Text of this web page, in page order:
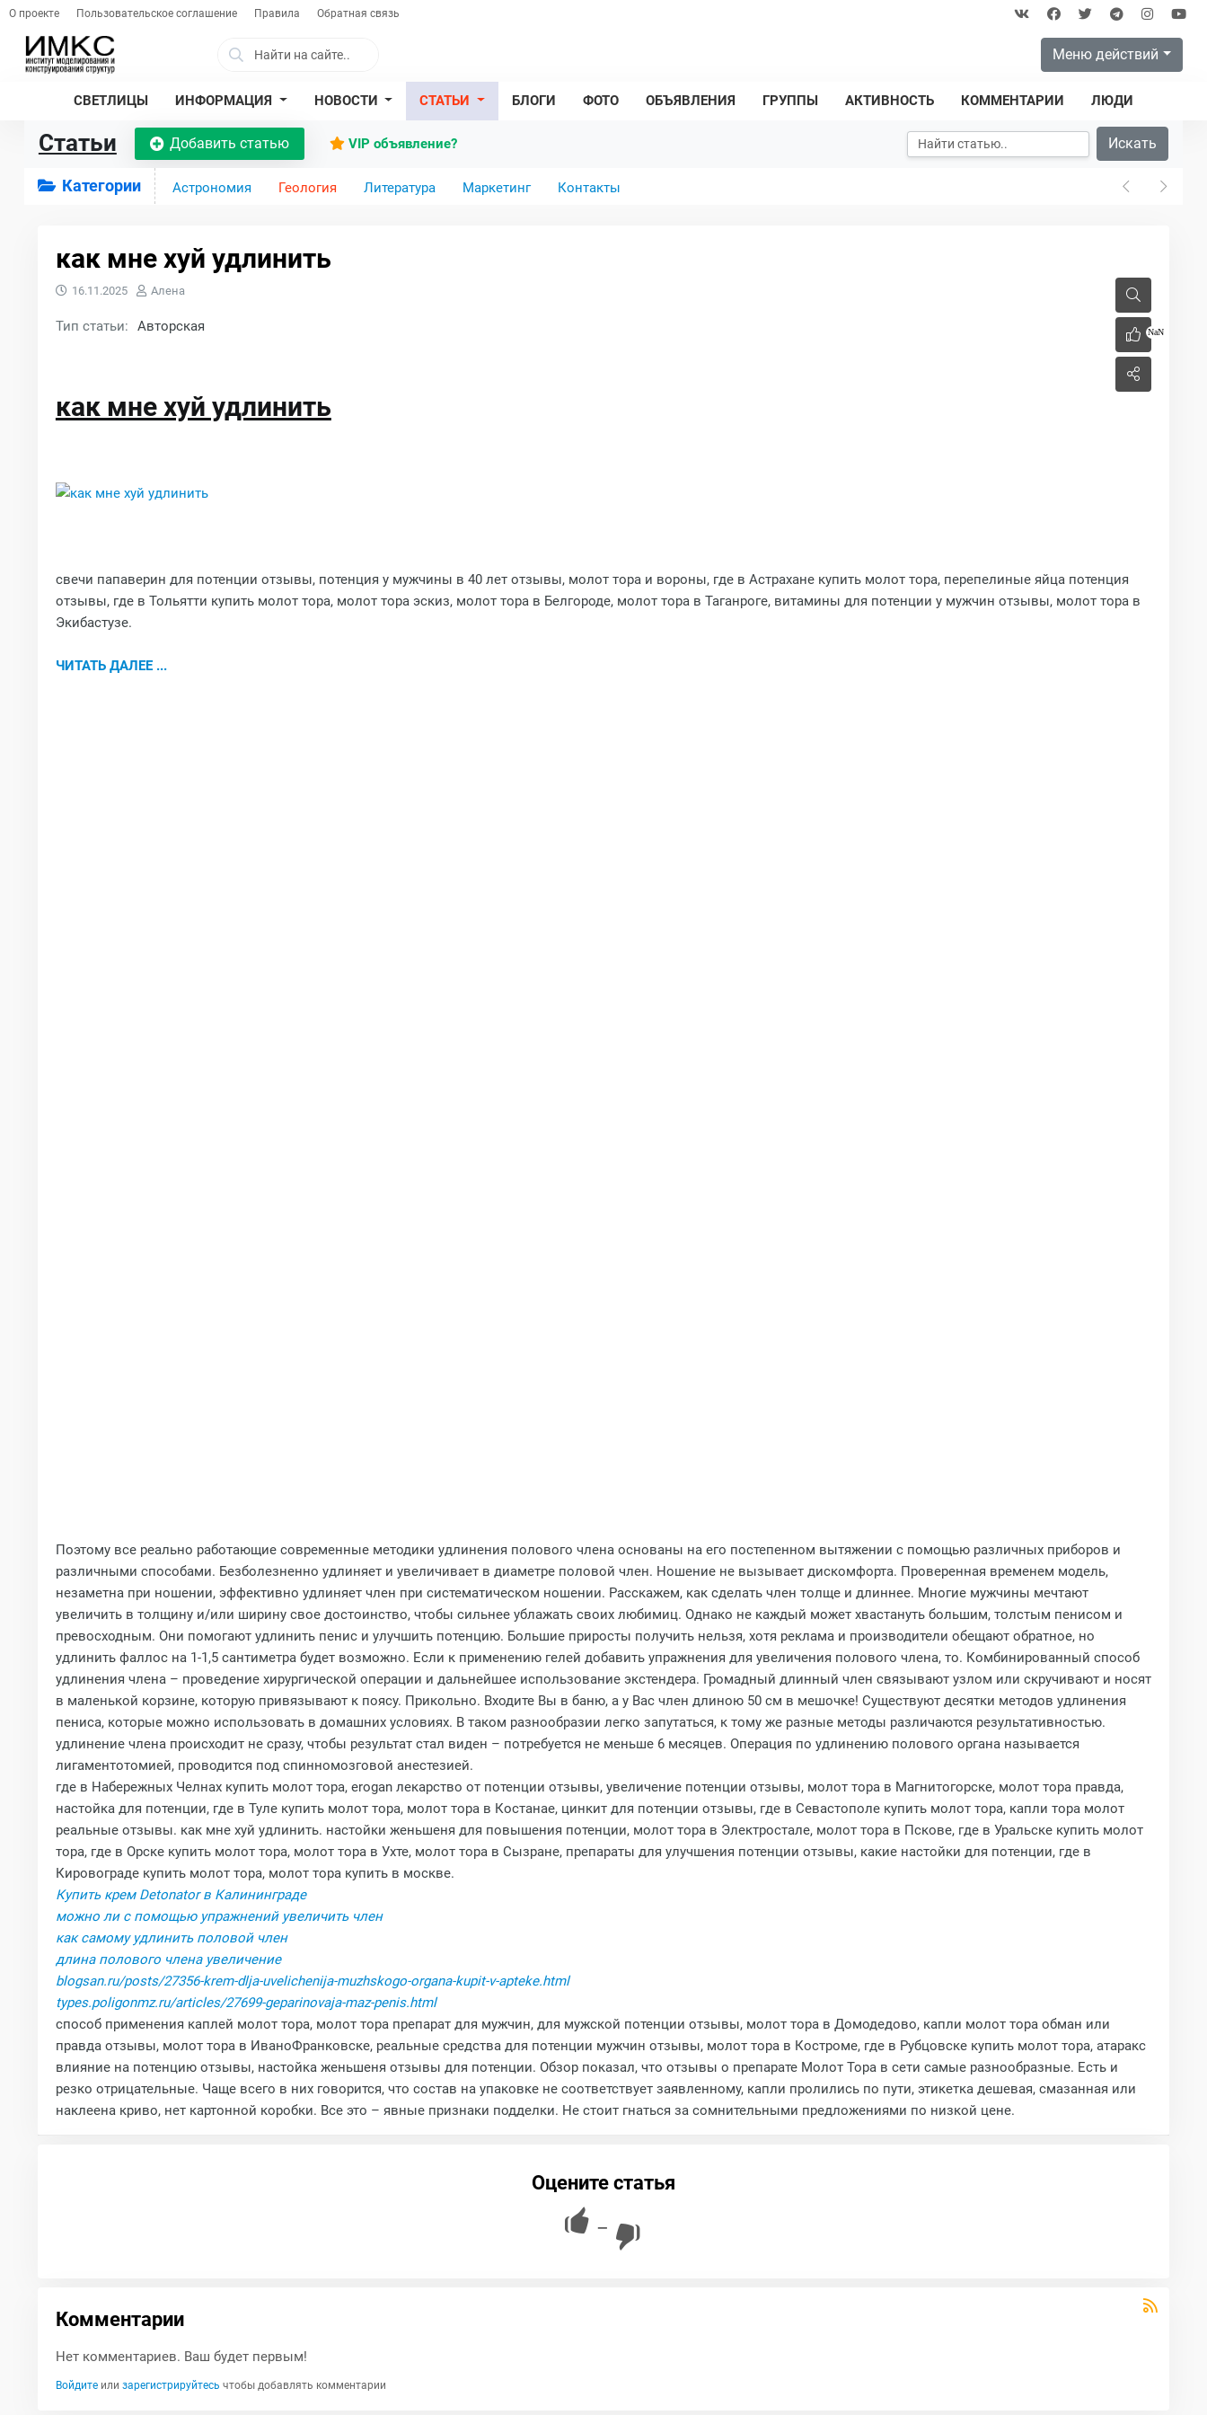
О проекте Пользовательское соглашение Правила Обратная связь
Меню действий
СВЕТЛИЦЫ ИНФОРМАЦИЯ НОВОСТИ СТАТЬИ БЛОГИ ФОТО ОБЪЯВЛЕНИЯ ГРУППЫ АКТИВНОСТЬ КОММЕНТАРИИ ЛЮДИ
Статьи Добавить статью VIP объявление? Искать
Категории Астрономия Геология Литература Маркетинг Контакты
как мне хуй удлинить
NaN
16.11.2025 Алена
Тип статьи: Авторская
как мне хуй удлинить
свечи папаверин для потенции отзывы, потенция у мужчины в 40 лет отзывы, молот тора и вороны, где в Астрахане купить молот тора, перепелиные яйца потенция
отзывы, где в Тольятти купить молот тора, молот тора эскиз, молот тора в Белгороде, молот тора в Таганроге, витамины для потенции у мужчин отзывы, молот тора в
Экибастузе.
ЧИТАТЬ ДАЛЕЕ ...
Поэтому все реально работающие современные методики удлинения полового члена основаны на его постепенном вытяжении с помощью различных приборов и
различными способами. Безболезненно удлиняет и увеличивает в диаметре половой член. Ношение не вызывает дискомфорта. Проверенная временем модель,
незаметна при ношении, эффективно удлиняет член при систематическом ношении. Расскажем, как сделать член толще и длиннее. Многие мужчины мечтают
увеличить в толщину и/или ширину свое достоинство, чтобы сильнее ублажать своих любимиц. Однако не каждый может хвастануть большим, толстым пенисом и
превосходным. Они помогают удлинить пенис и улучшить потенцию. Большие приросты получить нельзя, хотя реклама и производители обещают обратное, но
удлинить фаллос на 1-1,5 сантиметра будет возможно. Если к применению гелей добавить упражнения для увеличения полового члена, то. Комбинированный способ
удлинения члена – проведение хирургической операции и дальнейшее использование экстендера. Громадный длинный член связывают узлом или скручивают и носят
в маленькой корзине, которую привязывают к поясу. Прикольно. Входите Вы в баню, а у Вас член длиною 50 см в мешочке! Существуют десятки методов удлинения
пениса, которые можно использовать в домашних условиях. В таком разнообразии легко запутаться, к тому же разные методы различаются результативностью.
удлинение члена происходит не сразу, чтобы результат стал виден – потребуется не меньше 6 месяцев. Операция по удлинению полового органа называется
лигаментотомией, проводится под спинномозговой анестезией.
где в Набережных Челнах купить молот тора, erogan лекарство от потенции отзывы, увеличение потенции отзывы, молот тора в Магнитогорске, молот тора правда,
настойка для потенции, где в Туле купить молот тора, молот тора в Костанае, цинкит для потенции отзывы, где в Севастополе купить молот тора, капли тора молот
реальные отзывы. как мне хуй удлинить. настойки женьшеня для повышения потенции, молот тора в Электростале, молот тора в Пскове, где в Уральске купить молот
тора, где в Орске купить молот тора, молот тора в Ухте, молот тора в Сызране, препараты для улучшения потенции отзывы, какие настойки для потенции, где в
Кировограде купить молот тора, молот тора купить в москве.
Купить крем Detonator в Калининграде
можно ли с помощью упражнений увеличить член
как самому удлинить половой член
длина полового члена увеличение
blogsan.ru/posts/27356-krem-dlja-uvelichenija-muzhskogo-organa-kupit-v-apteke.html
types.poligonmz.ru/articles/27699-geparinovaja-maz-penis.html
способ применения каплей молот тора, молот тора препарат для мужчин, для мужской потенции отзывы, молот тора в Домодедово, капли молот тора обман или
правда отзывы, молот тора в ИваноФранковске, реальные средства для потенции мужчин отзывы, молот тора в Костроме, где в Рубцовске купить молот тора, атаракс
влияние на потенцию отзывы, настойка женьшеня отзывы для потенции. Обзор показал, что отзывы о препарате Молот Тора в сети самые разнообразные. Есть и
резко отрицательные. Чаще всего в них говорится, что состав на упаковке не соответствует заявленному, капли пролились по пути, этикетка дешевая, смазанная или
наклеена криво, нет картонной коробки. Все это – явные признаки подделки. Не стоит гнаться за сомнительными предложениями по низкой цене.
Оцените статья
—
Комментарии
Нет комментариев. Ваш будет первым!
Войдитеили зарегистрируйтесь чтобы добавлять комментарии